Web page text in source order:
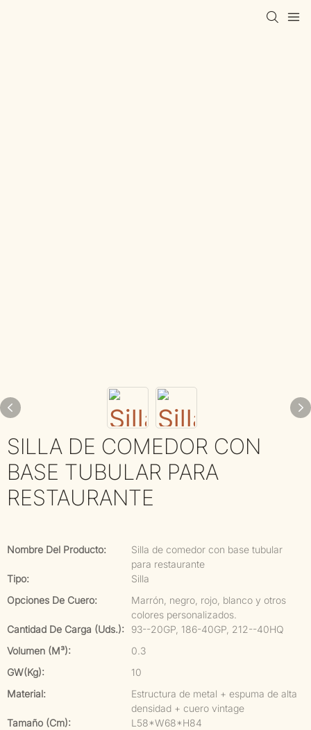
SILLA DE COMEDOR CON
BASE TUBULAR PARA
RESTAURANTE
Nombre Del Producto:
Silla de comedor con base tubular
para restaurante
Tipo:
Silla
Opciones De Cuero:
Marrón, negro, rojo, blanco y otros
colores personalizados.
Cantidad De Carga (uds.):
93--20GP, 186-40GP, 212--40HQ
Volumen (m³):
0.3
GW(kg):
10
Material:
Estructura de metal + espuma de alta
densidad + cuero vintage
Tamaño (cm):
L58*W68*H84